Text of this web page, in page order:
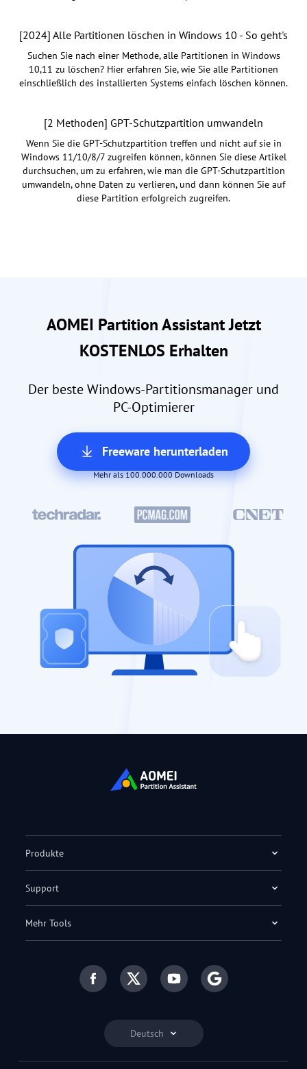
[2024] Alle Partitionen löschen in Windows 10 - So geht's
Suchen Sie nach einer Methode, alle Partitionen in Windows
10,11 zu löschen? Hier erfahren Sie, wie Sie alle Partitionen
einschließlich des installierten Systems einfach löschen können.
[2 Methoden] GPT-Schutzpartition umwandeln
Wenn Sie die GPT-Schutzpartition treffen und nicht auf sie in
Windows 11/10/8/7 zugreifen können, können Sie diese Artikel
durchsuchen, um zu erfahren, wie man die GPT-Schutzpartition
umwandeln, ohne Daten zu verlieren, und dann können Sie auf
diese Partition erfolgreich zugreifen.
AOMEI Partition Assistant Jetzt
KOSTENLOS Erhalten
Der beste Windows-Partitionsmanager und
PC-Optimierer
Freeware herunterladen
Mehr als 100.000.000 Downloads
Deutsch
Produkte
Support
Mehr Tools